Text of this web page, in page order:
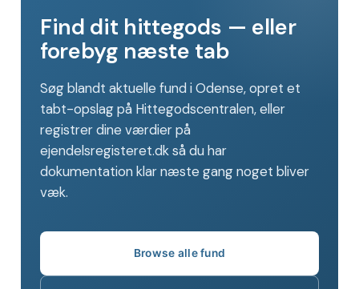
Find dit hittegods — eller
forebyg næste tab
Søg blandt aktuelle fund i Odense, opret et
tabt-opslag på Hittegodscentralen, eller
registrer dine værdier på
ejendelsregisteret.dk så du har
dokumentation klar næste gang noget bliver
væk.
Browse alle fund